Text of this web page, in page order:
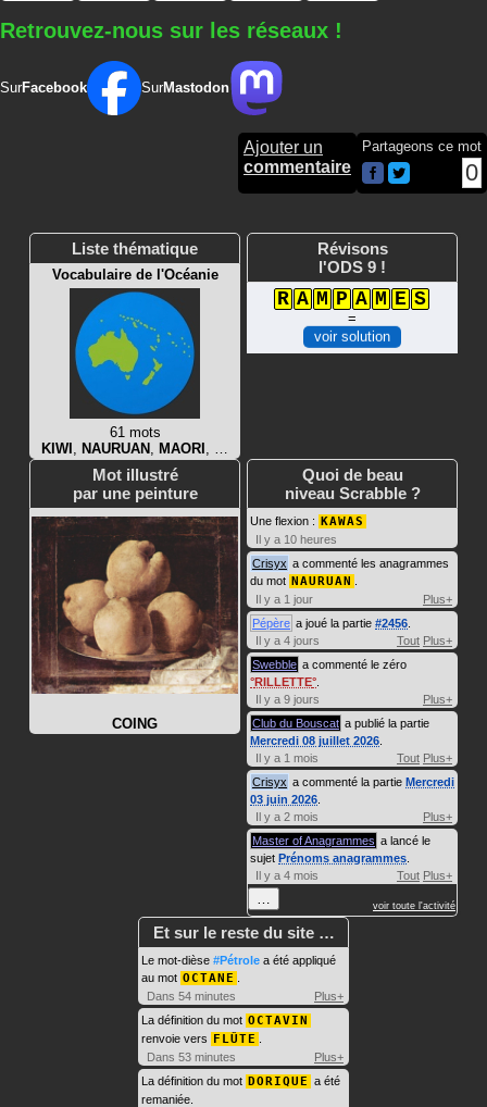
Retrouvez-nous sur les réseaux !
SurFacebook SurMastodon
Ajouter un
commentaire
Partageons ce mot
0
Liste thématique
Vocabulaire de l'Océanie
61 mots
KIWI
NAURUAN MAORI
Révisons
l'ODS 9 !
R A M P A M E S
=
voir solution
Mot illustré
par une peinture
COING
Quoi de beau
niveau Scrabble ?
Une flexion : KAWAS
Il y a 10 heures
Crisyx a commenté les anagrammes
du mot NAURUAN
Il y a 1 jour
Plus+
Pépère a joué la partie #2456
Il y a 4 jours
Tout Plus+
Swebble a commenté le zéro
RILLETTE
Il y a 9 jours
Plus+
Club du Bouscat a publié la partie
Mercredi 08 juillet 2026
Il y a 1 mois
Tout Plus+
Crisyx a commenté la partie Mercredi
03 juin 2026
Il y a 2 mois
Plus+
Master of Anagrammes a lancé le
sujet Prénoms anagrammes
Il y a 4 mois
Tout Plus+
voir toute l'activité
Et sur le reste du site …
Le mot-dièse #Pétrole a été appliqué
au mot OCTANE
Dans 54 minutes
Plus+
La définition du mot OCTAVIN
renvoie vers FLÛTE
Dans 53 minutes
Plus+
La définition du mot DORIQUE a été
remaniée.